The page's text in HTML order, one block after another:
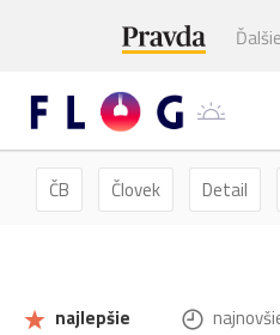
ČB Človek Detail
najlepšie